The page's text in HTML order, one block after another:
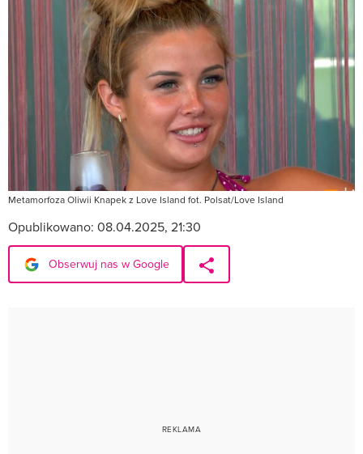
Metamorfoza Oliwii Knapek z Love Island fot. Polsat/Love Island
Opublikowano: 08.04.2025, 21:30
Obserwuj nas w Google